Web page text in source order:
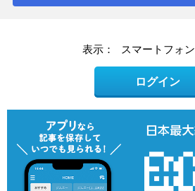
表示： スマートフォン
ログイン